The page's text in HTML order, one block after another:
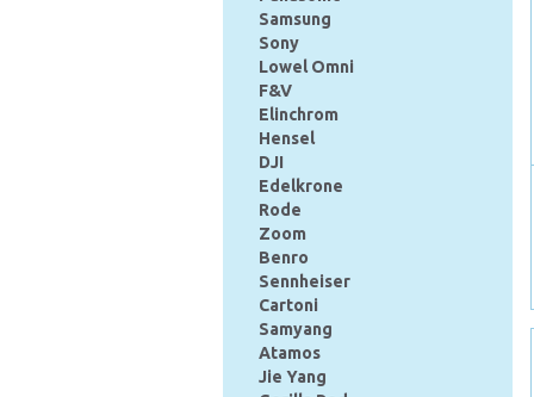
Samsung
Sony
Lowel Omni
F&V
Elinchrom
Hensel
DJI
Edelkrone
Rode
Zoom
Benro
Sennheiser
Cartoni
Samyang
Atamos
Jie Yang